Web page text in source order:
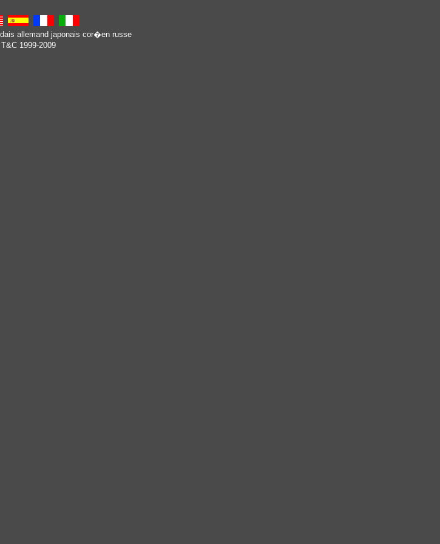
allemand japonais cor�en russe
1999-2009